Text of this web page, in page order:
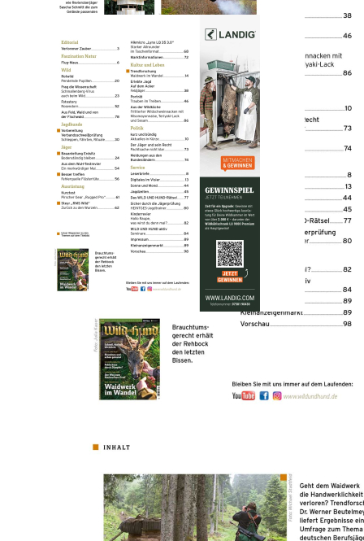
inkl. MwSt. zzgl. Versand
Auswählen
Ausgabenart
Print
7,80 €
Sofort lieferbar
Digital
6,80 € Sofort lieferbar
Zum Warenkorb hinzufügen
Zur Wunschliste hinzufügen
Sofort lieferbar
Beschreibung
Lesen Sie in der WILD UND HUND Ausgabe 12/2026 auf 100
- Bauanleitung Erdsitz: Schnell, einfach, blickdicht.
- Steyr "RMS Wild": Brandneu und schon getestet.
- Schussbildanalyse: Fehlschuss durch Dämpfer?
- Vorbereitung VSWP: Der Weg zum Nachsuchen-Profi.
- Neue Trendstudie: Waidwerk im Wandel.
Nach dem Kauf kann das E-Paper diekt im Browser über
gleichlautende APP gelesen werden.
Nutzung über den Browser: